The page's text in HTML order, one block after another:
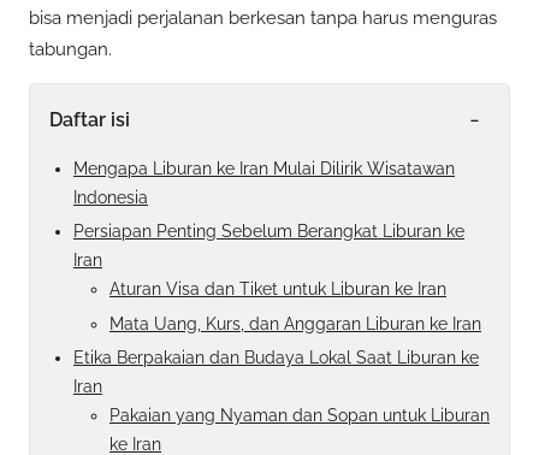
bisa menjadi perjalanan berkesan tanpa harus menguras
tabungan.
Daftar isi -
Mengapa Liburan ke Iran Mulai Dilirik Wisatawan
Indonesia
Persiapan Penting Sebelum Berangkat Liburan ke
Iran
Aturan Visa dan Tiket untuk Liburan ke Iran
Mata Uang, Kurs, dan Anggaran Liburan ke Iran
Etika Berpakaian dan Budaya Lokal Saat Liburan ke
Iran
Pakaian yang Nyaman dan Sopan untuk Liburan
ke Iran